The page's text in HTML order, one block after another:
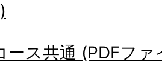
ース共通 (PDFフ